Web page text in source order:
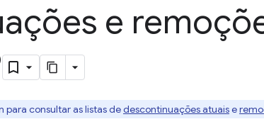
e
para consultar as listas dedescontinuações atuaise